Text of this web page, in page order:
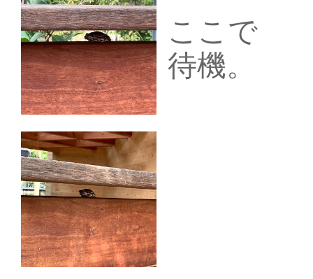
ここで
待機。